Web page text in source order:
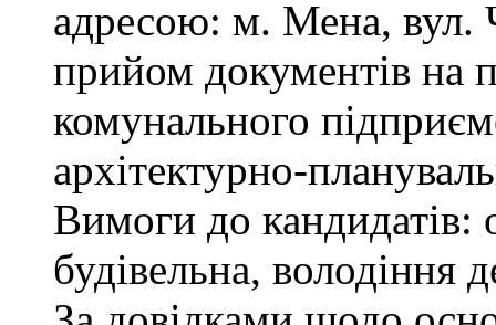
адресою: м. Мена, вул.
прийом документів на
комунального
архітектурно-
Вимоги до кандидатів:
будівельна,